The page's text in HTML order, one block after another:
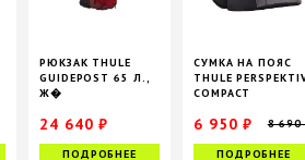
РЮКЗАК THULE
GUIDEPOST 65 Л.,
Ж�
24 640 ₽
35 200 ₽
ПОДРОБНЕЕ
СУМКА НА ПОЯС
THULE
COMPACT
6 950 ₽ 8 690
ПОДРОБНЕЕ